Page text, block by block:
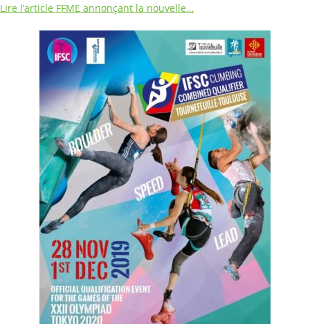
Lire l’article FFME annonçant la nouvelle…